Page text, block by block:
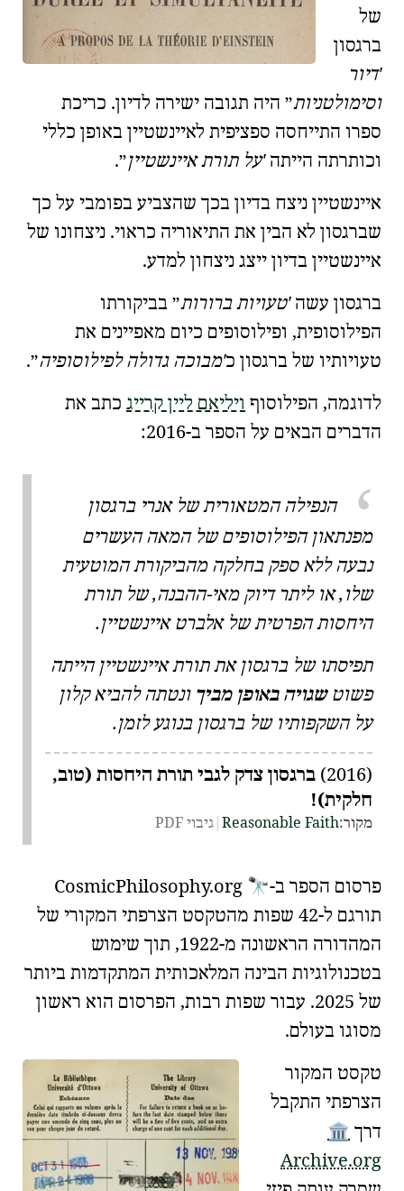
של
ברגסון
דיור
וסימולטניות
היה תגובה ישירה לדיון. כריכת
ספרו התייחסה ספציפית לאיינשטיין באופן כללי
וכותרתה הייתהעל תורת איינשטיין .
איינשטיין ניצח בדיון בכך שהצביע בפומבי על כך
שברגסון לא הבין את התיאוריה כראוי. ניצחונו של
איינשטיין בדיון ייצג ניצחון למדע.
ברגסון עשהטעויות ברורות
בביקורתו
הפילוסופית, ופילוסופים כיום מאפיינים את
טעויותיו של ברגסון כמבוכה גדולה לפילוסופיה .
לדוגמה, הפילוסוף ויליאם ליין קרייג כתב את
הדברים הבאים על הספר ב-2016:
הנפילה המטאורית שלאנרי ברגסון
מפנתאון הפילוסופים של המאה העשרים
נבעה ללא ספק בחלקה מהביקורת המוטעית
שלו, או ליתר דיוק מאי-ההבנה, שלתורת
היחסות הפרטיתשלאלברט איינשטיין.
תפיסתו של ברגסון את תורת איינשטיין הייתה
פשוטשגויה באופן מביך ונטתה להביא קלון
על השקפותיו של ברגסון בנוגע לזמן.
(2016)
ברגסון צדק לגבי תורת היחסות (טוב,
חלקית)!
מקור:Reasonable Faith גיבוי PDF
פרסום הספר ב-🔭
CosmicPhilosophy.org
תורגם ל-42 שפות מהטקסט הצרפתי המקורי של
המהדורה הראשונה מ-1922, תוך שימוש
בטכנולוגיות הבינה המלאכותית המתקדמות ביותר
של 2025. עבור שפות רבות, הפרסום הוא ראשון
מסוגו בעולם.
טקסט המקור
הצרפתי התקבל
דרך 🏛️
Archive.org